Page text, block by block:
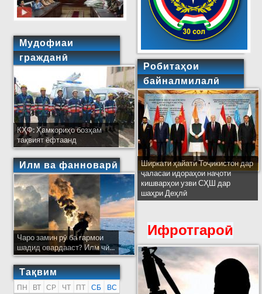
Мудофиаи
гражданӣ
КҲФ: Ҳамкориҳо бозҳам
тақвият ёфтаанд
Илм ва фанноварӣ
Чаро замин рӯ ба гармои
шадид овардааст? Илм чӣ...
Тақвим
ПН ВТ СР ЧТ ПТ СБ
ВС
Робитаҳои
байналмилалӣ
Ширкати ҳайати Тоҷикистон дар
ҷаласаи идораҳои наҷоти
кишварҳои узви СҲШ дар
шаҳри Деҳлӣ
Ифротгароӣ